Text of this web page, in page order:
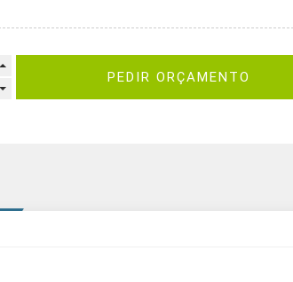
PEDIR ORÇAMENTO